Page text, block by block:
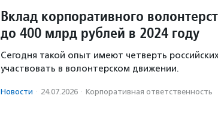
Вклад корпоративного
до 400 млрд рублей в 2024 году
Сегодня такой опыт имеют четверть
участвовать в волонтерском движении.
Новости · 24.07.2026 · Корпоративная ответственность